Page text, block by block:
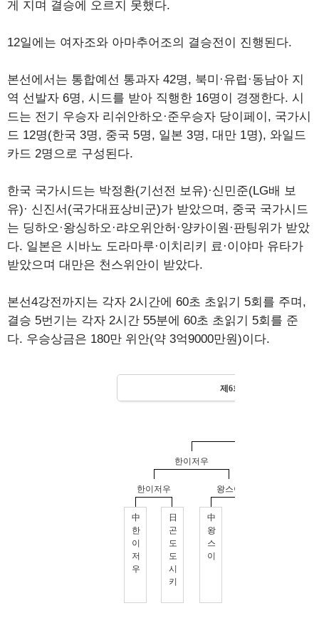
게 지며 결승에 오르지 못했다.
12일에는 여자조와 아마추어조의 결승전이 진행된다.
본선에서는 통합예선 통과자 42명, 북미·유럽·동남아 지
역 선발자 6명, 시드를 받아 직행한 16명이 경쟁한다. 시
드는 전기 우승자 리쉬안하오·준우승자 당이페이, 국가시
드 12명(한국 3명, 중국 5명, 일본 3명, 대만 1명), 와일드
카드 2명으로 구성된다.
한국 국가시드는 박정환(기선전 보유)·신민준(LG배 보
유)· 신진서(국가대표상비군)가 받았으며, 중국 국가시드
는 딩하오·왕싱하오·랴오위안허·양카이원·판팅위가 받았
다. 일본은 시바노 도라마루·이치리키 료·이야마 유타가
받았으며 대만은 천스위안이 받았다.
본선4강전까지는 각자 2시간에 60초 초읽기 5회를 주며,
결승 5번기는 각자 2시간 55분에 60초 초읽기 5회를 준
다. 우승상금은 180만 위안(약 3억9000만원)이다.